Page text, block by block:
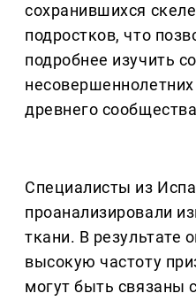
сохранившихся
подростков, что
подробнее изучить
древнего
Специалисты из
проанализировали
ткани. В результате
высокую частоту
могут быть связаны